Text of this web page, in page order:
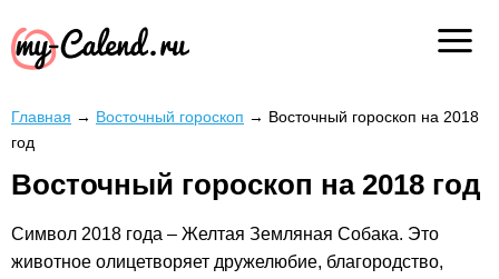
Главная → Восточный гороскоп → Восточный гороскоп на 2018
год
Восточный гороскоп на 2018 год
Символ 2018 года – Желтая Земляная Собака. Это
животное олицетворяет дружелюбие, благородство,